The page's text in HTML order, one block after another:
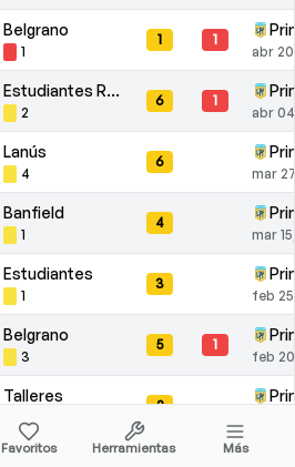
Belgrano
1
1 1
abr
Estudiantes R.C.
2
6 1
abr
Lanús
4
6
mar
Banfield
1
4
mar
Estudiantes
1
3
feb
Belgrano
3
5 1
feb
Talleres
1
2
Sarmiento
Favoritos Herramientas Más